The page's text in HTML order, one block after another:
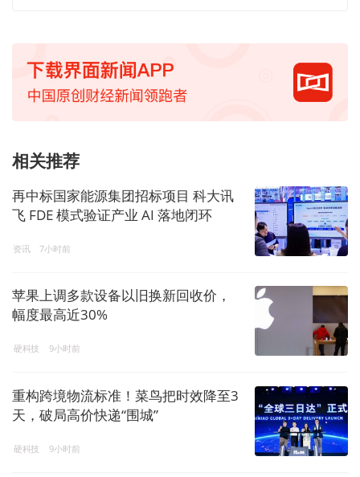
相关推荐
再中标国家能源集团招标项目 科大讯
飞 FDE 模式验证产业 AI 落地闭环
资讯 7小时前
苹果上调多款设备以旧换新回收价，
幅度最高近30%
硬科技 9小时前
重构跨境物流标准！菜鸟把时效降至3
天，破局高价快递“围城”
硬科技 9小时前